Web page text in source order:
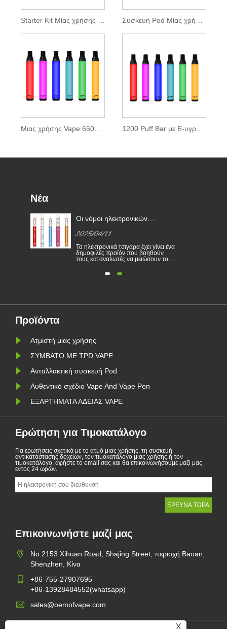
Μιας χρήσης Vape 650mah 1200 Puffs
X
Νέα
Οι νόμοι ηλεκτρονικών
2025/04/11
Τα ηλεκτρονικά τσιγάρα έχει γίνει ένα
δημοφιλές προϊόν που βοηθούν
τους καταναλωτές να μειώσουν το
κάπνισμα. Αυτό το άρθρο απεικονίζει
τους νόμους και τους κανονισμούς
περιοχ......
Προϊόντα
Ατμιστή μιας χρήσης
ΣΥΜΒΑΤΟ ΜΕ TPD VAPE
Ανταλλακτική συσκευή Pod
Αυθεντικό σχέδιο Vape And Vape Pen
ΕΞΑΡΤΗΜΑΤΑ ΑΔΕΙΑΣ VAPE
Ερώτηση για Τιμοκατάλογο
Για ερωτήσεις σχετικά με το ατμό μιας χρήσης, τη συσκευή
αντικατάστασης δοχείων, τον τιμοκατάλογο μιας χρήσης ή τον
τιμοκατάλογο, αφήστε το email σας και θα επικοινωνήσουμε μαζί μας
εντός 24 ωρών.
Επικοινωνήστε μαζί μας
No.2153 Xihuan Road, Shajing Street, περιοχή Baoan,
Shenzhen, Κίνα
+86-755-27907695
+86-13928484552(whatsapp)
sales@oemofvape.com